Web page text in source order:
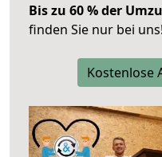
Bis zu 60 % der
finden Sie nur bei uns!
Kostenlose